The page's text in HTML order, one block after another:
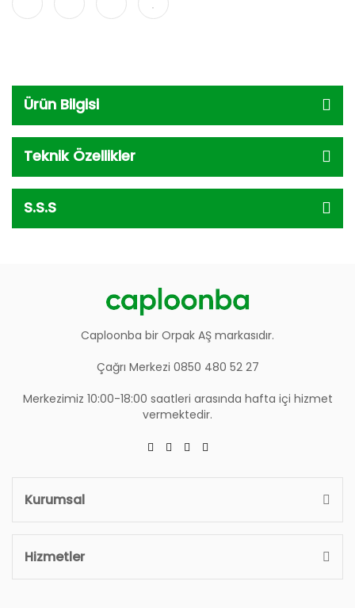
Ürün Bilgisi
Teknik Özellikler
S.S.S
Caploonba bir Orpak AŞ markasıdır.
Çağrı Merkezi 0850 480 52 27
Merkezimiz 10:00-18:00 saatleri arasında hafta içi hizmet
vermektedir.
Kurumsal
Hizmetler